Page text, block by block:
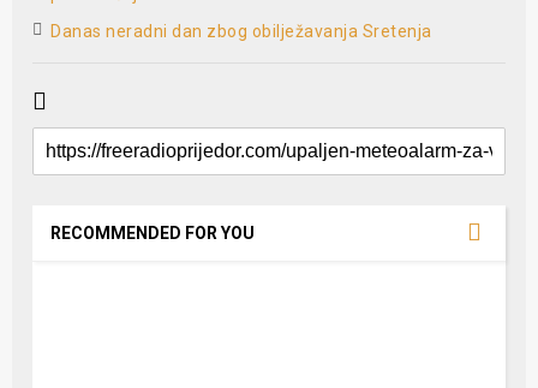
Danas neradni dan zbog obilježavanja Sretenja
RECOMMENDED FOR YOU